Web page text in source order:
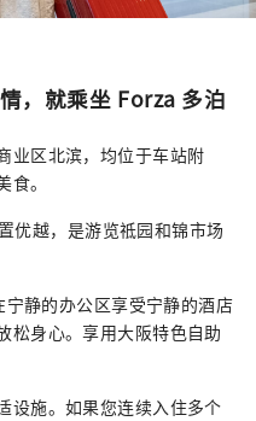
，就乘坐 Forza 多泊
业区北滨，均位于车站附
。
优越，是游览祗园和锦市场
静的办公区享受宁静的酒店
松身心。享用大阪特色自助
设施。如果您连续入住多个